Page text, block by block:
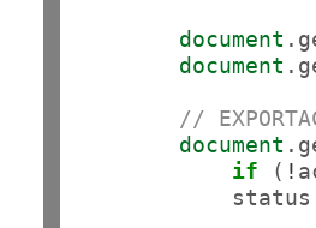
document
document
//
document
if ( !